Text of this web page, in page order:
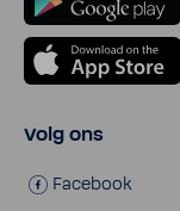
Volg ons
Facebook